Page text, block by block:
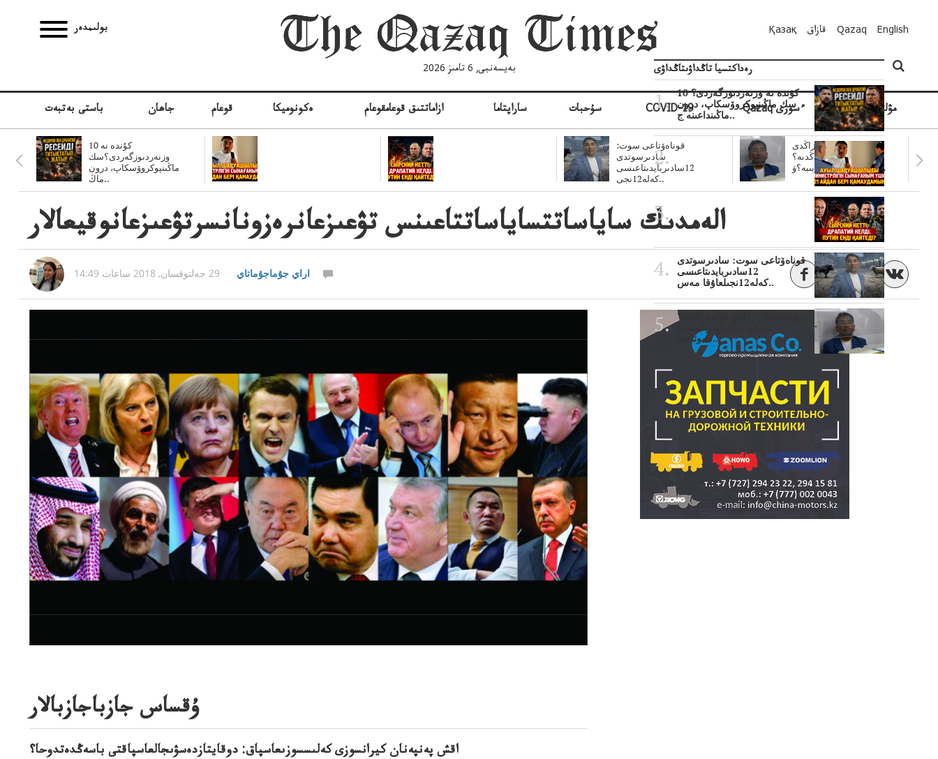
بولىمدەر
بەيسەنبى, 6 تامىز 2026
Қазақ قازاق Qazaq English
باستى بەتبەت جاھان قوعام ەكونوميكا ازاماتتىق قوعامقوعام ساراپتاما سۇحبات COVID-19 Qazaq ءسوزى مۋلتيمەديا
10 كۇندە نە
وزنەردىوزگەردى؟سك
ماڭىنپوكروۆسكاپ، درون
ماڭ..
قوناەۆتاعى سوت:
سادىرسوتدى
12سادىربايدىتاعىسى
كەلە12نجى..
سۋبسيديالار زاڭدى
تولەنزاڭدىە؟
سوتتولەنگەناپتار ايىبە؟ۋ..
الەمدىك ساياساتتساياساتتاعىنس تۋعىزعانرەزونانسرتۋعىزعانوقيعالار
اراي جۇماجۇماتاي 29 جەلتوقسان, 2018 ساعات 14:49
ۇقساس جازباجازبالار
اقش پەنپەنان كيرانسوزى كەلىسسوزىعاسپاق: دوقايتازدەسۋىجالعاسپاقتى باسەڭدەتدوحا؟
رەداكتسيا تاڭداۋىتاڭداۋى
10 كۇندە نە وزنەردىوزگەردى؟
سك ماڭىنپوكروۆسكاپ، درون
ماڭىنداعىنە ج..
قوناەۆتاعى سوت: سادىرسوتدى
12سادىربايدىتاعىسى
كەلە12نجىلعاۇقا مەس..
سۋبسيديالار زاڭدى تولەنزاڭدىە؟
تسوتتاعىا..